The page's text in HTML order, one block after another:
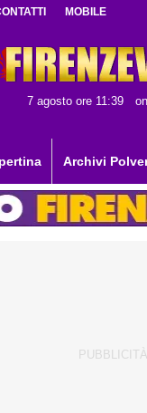
MOBILE
7 agosto ore 11:39
Archivi